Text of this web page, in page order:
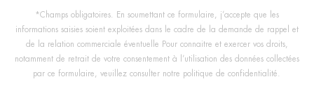
*Champs obligatoires. En soumettant ce formulaire, j’accepte que les
informations saisies soient exploitées dans le cadre de la demande de rappel et
de la relation commerciale éventuelle Pour connaitre et exercer vos droits,
notamment de retrait de votre consentement à l’utilisation des données collectées
par ce formulaire, veuillez consulter notre politique de confidentialité.